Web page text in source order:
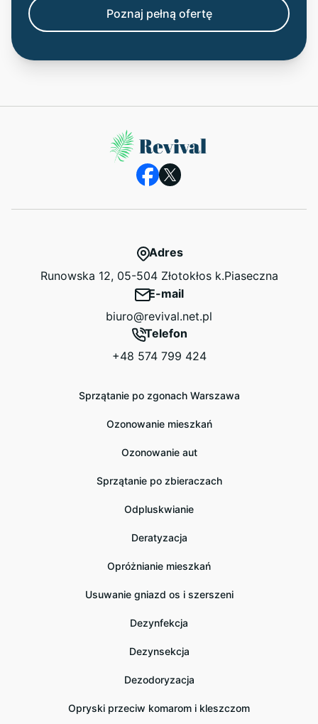
Poznaj pełną ofertę
Adres
Runowska 12, 05-504 Złotokłos k.Piaseczna
E-mail
biuro@revival.net.pl
Telefon
+48 574 799 424
Sprzątanie po zgonach Warszawa
Ozonowanie mieszkań
Ozonowanie aut
Sprzątanie po zbieraczach
Odpluskwianie
Deratyzacja
Opróżnianie mieszkań
Usuwanie gniazd os i szerszeni
Dezynfekcja
Dezynsekcja
Dezodoryzacja
Opryski przeciw komarom i kleszczom